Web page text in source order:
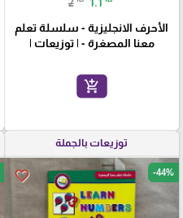
الأحرف الانجليزية - سلسلة تعلم
معنا المصغرة - | توزيعات |
add_shopping_cart
توزيعات بالجملة
favorite_border -44%